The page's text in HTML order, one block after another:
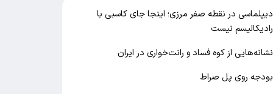
دیپلماسی در نقطه صفر مرزی؛ اینجا جای کاسبی با
رادیکالیسم نیست
نشانه‌هایی از کوه فساد و رانت‌خواری در ایران
بودجه روی پل صراط